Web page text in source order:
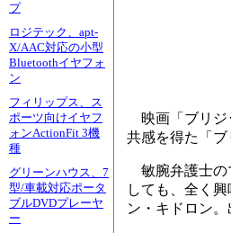
プ
ロジテック、apt-
X/AAC対応の小型
Bluetoothイヤフォ
ン
フィリップス、ス
ポーツ向けイヤフ
ォンActionFit 3機
種
グリーンハウス、7
型/車載対応ポータ
ブルDVDプレーヤ
ー
映画「ブリジ
共感を得た「ブ
敏腕弁護士の
しても、全く
ン・キドロン